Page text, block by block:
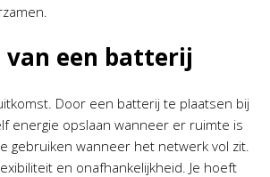
van een batterij
Door een batterij te plaatsen bij
energie opslaan wanneer er ruimte is
gebruiken wanneer het netwerk vol zit.
en onafhankelijkheid. Je hoeft